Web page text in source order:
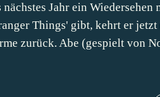
nächstes Jahr ein
Things' gibt, kehrt er
zurück. Abe (gespielt von